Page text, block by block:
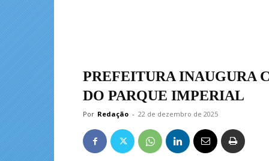
PREFEITURA INAUGURA
DO PARQUE IMPERIAL
Por Redação - 22 de dezembro de 2025